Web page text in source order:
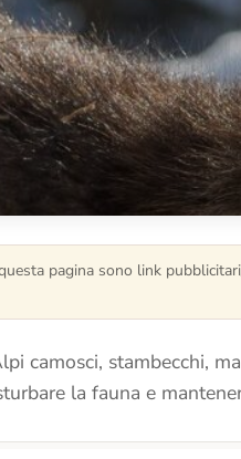
pagina sono link
camosci, stambecchi,
la fauna e